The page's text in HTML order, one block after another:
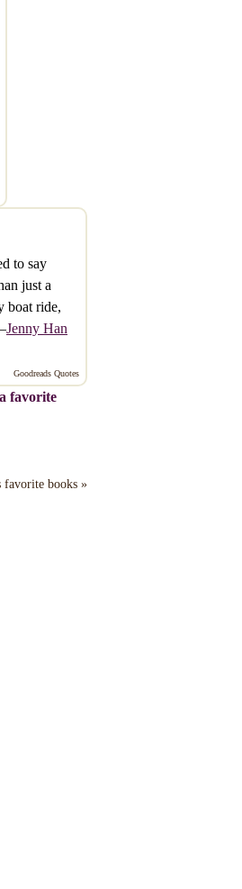
to say
just a
boat ride,
Jenny Han
Goodreads Quotes
favorite
favorite books »